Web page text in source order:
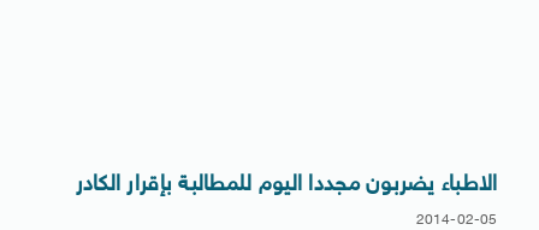
الاطباء يضربون مجددا اليوم للمطالبة بإقرار الكادر
2014-02-05